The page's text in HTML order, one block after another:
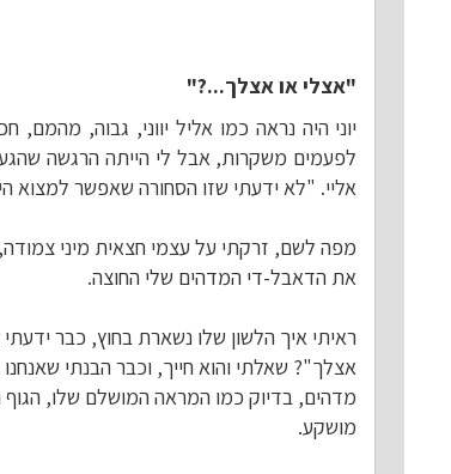
"אצלי או אצלך...?"
יוני היה נראה כמו אליל יווני, גבוה,
לפעמים משקרות, אבל לי הייתה הרגשה
אליי. "לא ידעתי שזו הסחורה שאפשר למצוא
מפה לשם, זרקתי על עצמי חצאית מיני
את הדאבל-די המדהים שלי החוצה.
ראיתי איך הלשון שלו נשארת בחוץ, כבר
אצלך"? שאלתי והוא חייך, וכבר הבנתי
מדהים, בדיוק כמו המראה המושלם שלו, הגוף
מושקע.